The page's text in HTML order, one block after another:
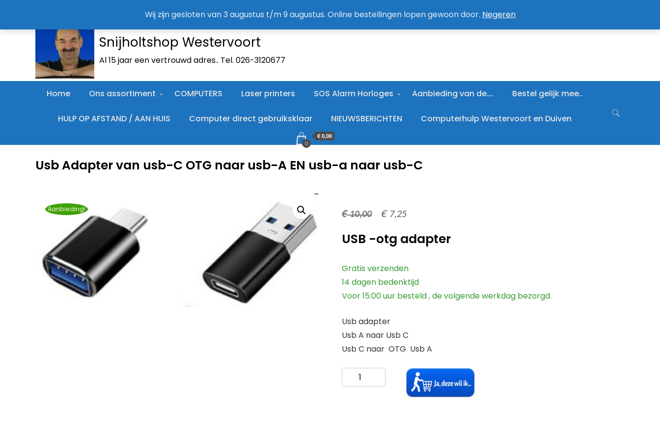
Wij zijn gesloten van 3 augustus t/m 9 augustus. Online bestellingen lopen gewoon door. Negeren
Snijholtshop Westervoort
Al 15 jaar een vertrouwd adres.. Tel. 026-3120677
Home Ons assortiment COMPUTERS Laser printers SOS Alarm Horloges Aanbieding van de…. Bestel gelijk mee..
HULP OP AFSTAND / AAN HUIS Computer direct gebruiksklaar NIEUWSBERICHTEN Computerhulp Westervoort en Duiven
0
€ 0,00
Usb Adapter van usb-C OTG naar usb-A EN usb-a naar usb-C
Aanbieding! €10,00
Oorspronkelijke
was:
€ 10,00.
€ 7,25Huidige
USB -otg adapter
Gratis verzenden
14 dagen bedenktijd
Voor 15:00 uur besteld , de volgende werkdag bezorgd.
Usb adapter
Usb A naar Usb C
Usb C naar OTG Usb A
Adapter